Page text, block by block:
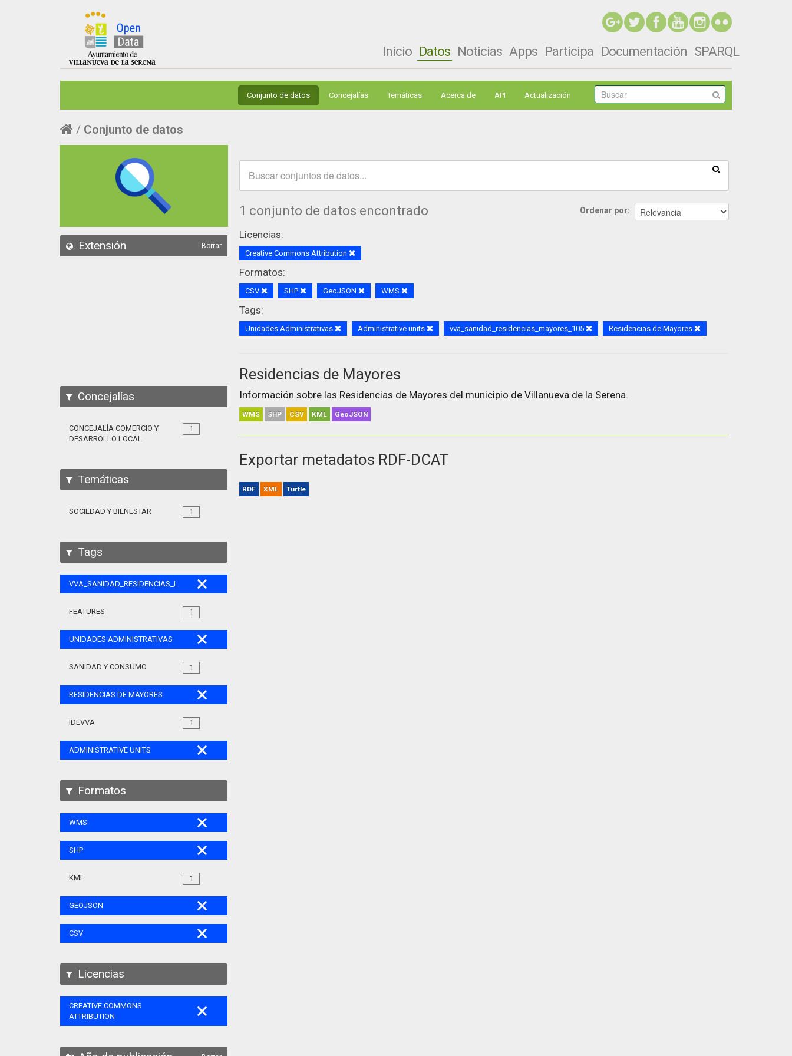
Inicio Datos Noticias Apps Participa Documentación SPARQL
Conjunto de datos Concejalías Temáticas Acerca de API Actualización
Conjunto de datos
Extensión Borrar
Concejalías
1
CONCEJALÍA COMERCIO Y
DESARROLLO LOCAL
Temáticas
1
SOCIEDAD Y BIENESTAR
Tags
VVA_SANIDAD_RESIDENCIAS_MAYORES_105
1
FEATURES
UNIDADES ADMINISTRATIVAS
1
SANIDAD Y CONSUMO
RESIDENCIAS DE MAYORES
1
IDEVVA
ADMINISTRATIVE UNITS
Formatos
WMS
SHP
1
KML
GEOJSON
CSV
Licencias
CREATIVE COMMONS
ATTRIBUTION
Ordenar por
1 conjunto de datos encontrado
Licencias:
Creative Commons Attribution
Formatos:
CSV SHP GeoJSON WMS
Tags:
Unidades Administrativas Administrative units vva_sanidad_residencias_mayores_105 Residencias de Mayores
Residencias de Mayores
Información sobre las Residencias de Mayores del municipio de Villanueva de la Serena.
WMS SHP CSV KML GeoJSON
Exportar metadatos RDF-DCAT
RDF XML Turtle